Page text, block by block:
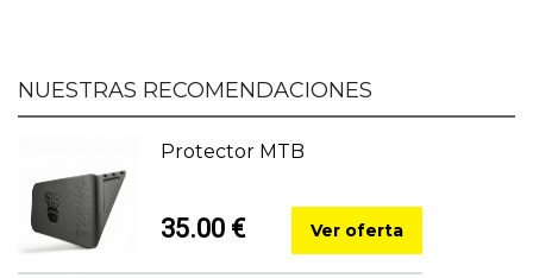
NUESTRAS RECOMENDACIONES
Protector MTB
35.00 € Ver oferta